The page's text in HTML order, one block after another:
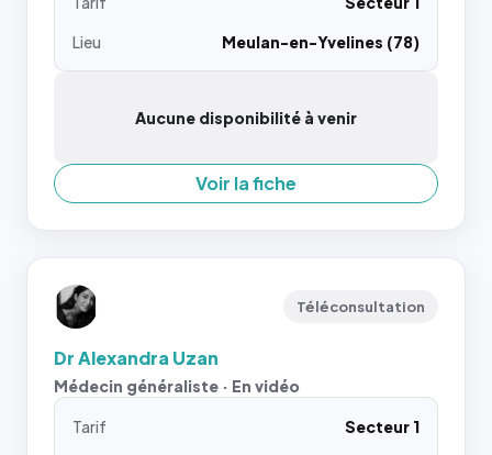
Lieu
Meulan-en-Yvelines (78)
Aucune disponibilité à venir
Voir la fiche
Téléconsultation
Dr Alexandra Uzan
Médecin généraliste · En vidéo
Tarif
Secteur 1